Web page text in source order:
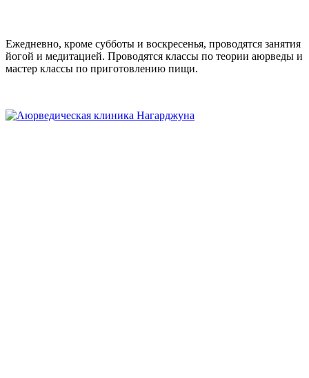
Ежедневно, кроме субботы и воскресенья, проводятся занятия
йогой и медитацией. Проводятся классы по теории аюрведы и
мастер классы по приготовлению пищи.